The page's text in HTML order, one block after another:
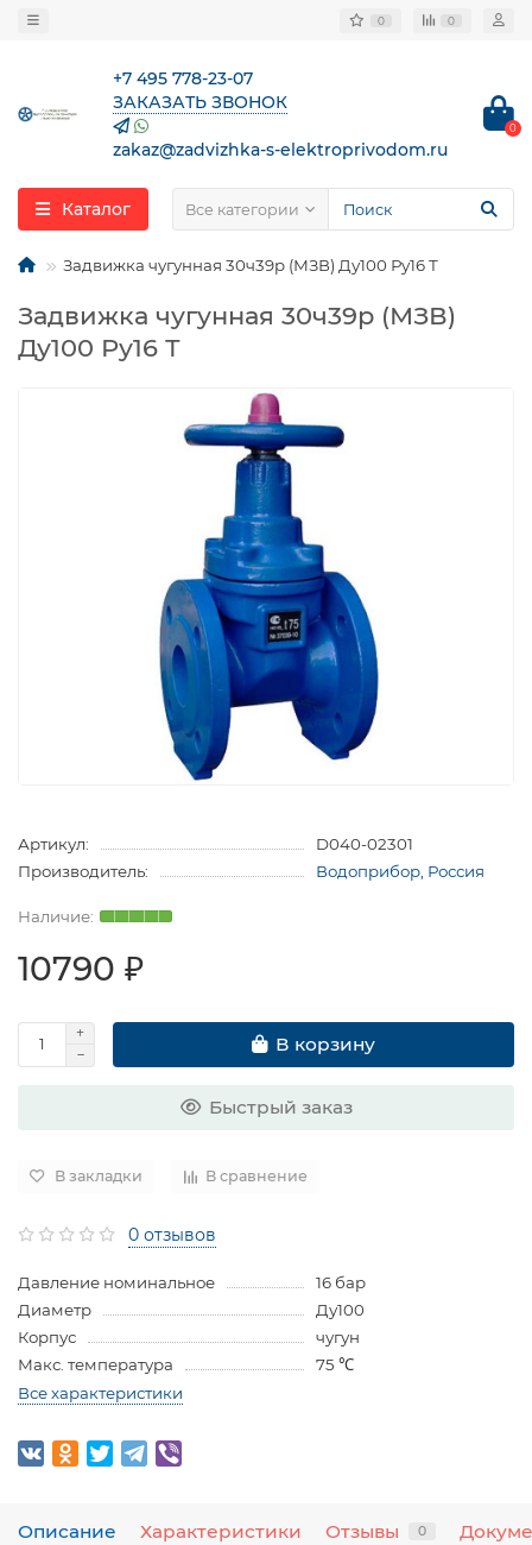
0 0
+7 495 778-23-07
ЗАКАЗАТЬ ЗВОНОК
zakaz@zadvizhka-s-elektroprivodom.ru
0
Каталог Все категории
Задвижка чугунная 30ч39р (МЗВ) Ду100 Ру16 Т
Задвижка чугунная 30ч39р (МЗВ)
Ду100 Ру16 Т
Артикул:
D040-02301
Производитель:
Водоприбор, Россия
10790 ₽
В корзину
Быстрый заказ
В закладки В сравнение
0 отзывов
Давление номинальное
16 бар
Диаметр
Ду100
Корпус
чугун
Макс. температура
75 ℃
Все характеристики
Описание Характеристики Отзывы 0